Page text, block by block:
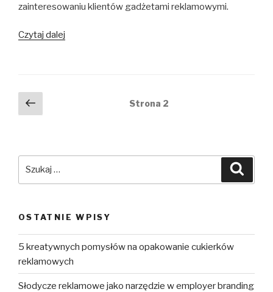
zainteresowaniu klientów gadżetami reklamowymi.
Czytaj dalej
Nawigacja
postrona
Strona 2
OSTATNIE WPISY
5 kreatywnych pomysłów na opakowanie cukierków
reklamowych
Słodycze reklamowe jako narzędzie w employer branding